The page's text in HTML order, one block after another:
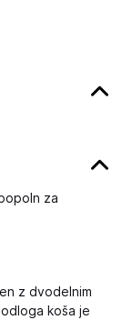
za
z dvodelnim
koša je